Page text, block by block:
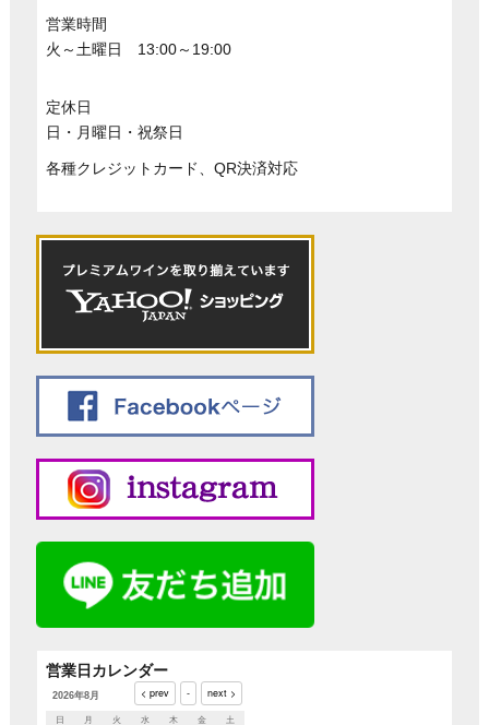
営業時間
火～土曜日 13:00～19:00
定休日
日・月曜日・祝祭日
各種クレジットカード、QR決済対応
営業日カレンダー
2026年8月
日 月 火 水 木 金
土